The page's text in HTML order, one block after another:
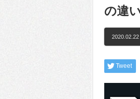
の違
2020.02.22
Tweet